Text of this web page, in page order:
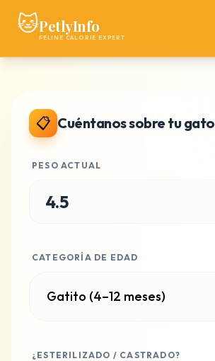
🐱PetlyInfo
FELINE CALORIE EXPERT
📋 Cuéntanos sobre tu gato
PESO ACTUAL
CATEGORÍA DE EDAD
¿ESTERILIZADO / CASTRADO?